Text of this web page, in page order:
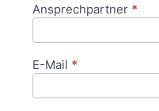
Ansprechpartner *
E-Mail *